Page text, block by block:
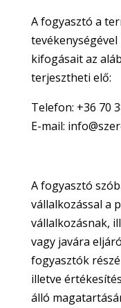
A fogyasztó a
kifogásait az
terjesztheti elő:
Telefon: +36 70
E-mail:
A fogyasztó
vállalkozással a
vállalkozásnak,
vagy javára
fogyasztók
illetve
álló